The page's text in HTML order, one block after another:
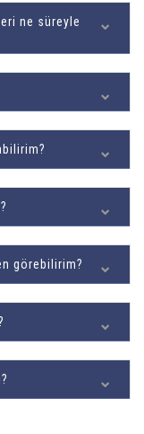
ne süreyle
görebilirim?